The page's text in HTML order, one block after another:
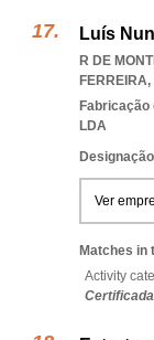
Luís
R DE
FERREIRA,
LDA
Ver
Matches in
Activity